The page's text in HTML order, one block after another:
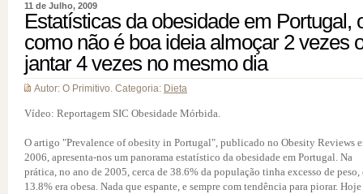
11 de Julho, 2009
Estatísticas da obesidade em Portugal,
como não é boa ideia almoçar 2 vezes
jantar 4 vezes no mesmo dia
Autor: O Primitivo. Categoria: Dieta
Vídeo: Reportagem SIC Obesidade Mórbida.
O artigo "Prevalence of obesity in Portugal", publicado no Obesity Reviews
2006, apresenta-nos um panorama estatístico da obesidade em Portugal. Na
prática, no ano de 2005, cerca de 38.6% da população tinha excesso de peso,
13.8% era obesa. Nada que espante, e sempre com tendência para piorar. Hoje